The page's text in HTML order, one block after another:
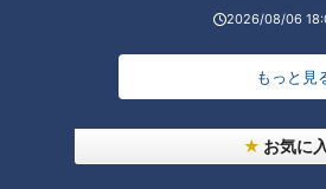
2026/08/06
もっと見
お気に